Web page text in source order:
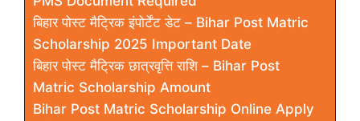
बिहार पोस्ट मैट्रिक इंपोर्टेंट डेट – Bihar Post Matric
Scholarship 2025 Important Date
बिहार पोस्ट मैट्रिक छात्रवृत्ति राशि – Bihar Post
Matric Scholarship Amount
Bihar Post Matric Scholarship Online Apply